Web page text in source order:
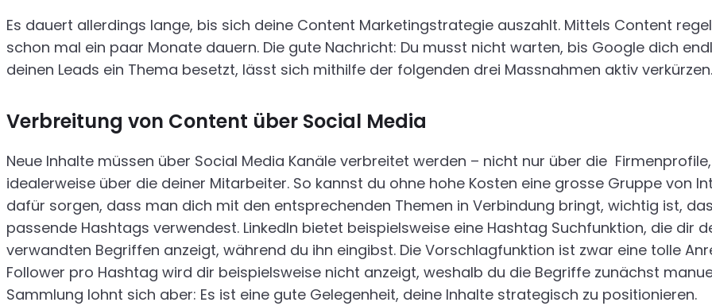
Es dauert allerdings lange, bis sich deine Content Marketingstrategie auszahlt. Mittels Content
schon mal ein paar Monate dauern. Die gute Nachricht: Du musst nicht warten, bis Google dich
deinen Leads ein Thema besetzt, lässt sich mithilfe der folgenden drei Massnahmen aktiv
Verbreitung von Content über Social Media
Neue Inhalte müssen über Social Media Kanäle verbreitet werden – nicht nur über die
idealerweise über die deiner Mitarbeiter. So kannst du ohne hohe Kosten eine grosse Gruppe von
dafür sorgen, dass man dich mit den entsprechenden Themen in Verbindung bringt, wichtig ist,
passende Hashtags verwendest. LinkedIn bietet beispielsweise eine Hashtag Suchfunktion, die dir
verwandten Begriffen anzeigt, während du ihn eingibst. Die Vorschlagfunktion ist zwar eine tolle
Follower pro Hashtag wird dir beispielsweise nicht anzeigt, weshalb du die Begriffe zunächst
Sammlung lohnt sich aber: Es ist eine gute Gelegenheit, deine Inhalte strategisch zu positionieren.